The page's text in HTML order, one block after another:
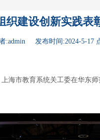
织建设创新实践表
:admin 发布时间:2024-5-17
上海市教育系统关工委在华东